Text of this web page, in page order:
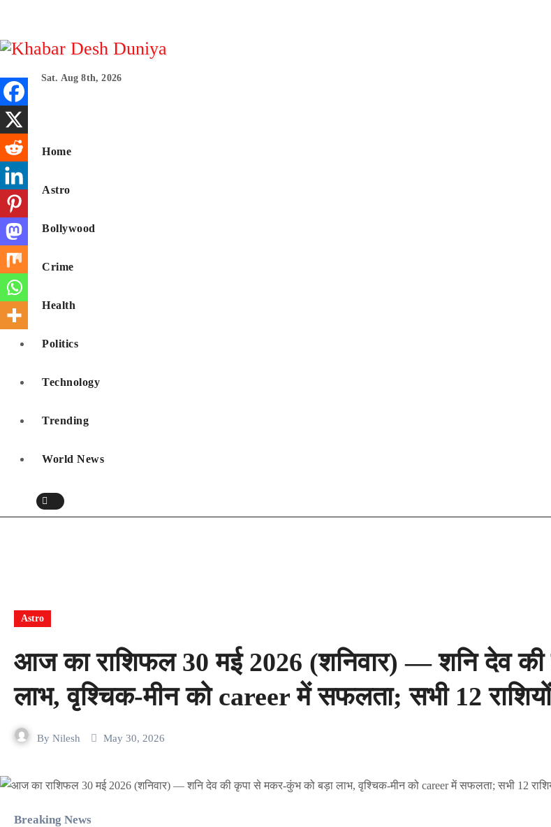
content
Sat. Aug 8th, 2026
Home
Astro
Bollywood
Crime
Health
Politics
Technology
Trending
World News
Astro
आज का राशिफल 30 मई 2026 (शनिवार) — शनि देव
लाभ, वृश्चिक-मीन को career में सफलता; सभी 12
By Nilesh May 30, 2026
Breaking News